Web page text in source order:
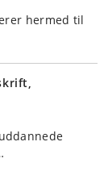
hermed til